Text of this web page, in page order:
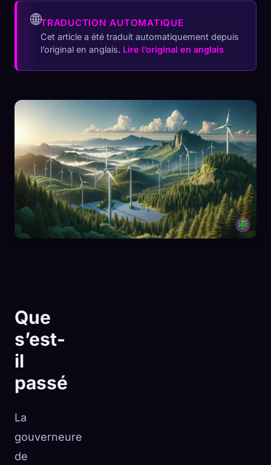
🌐TRADUCTION AUTOMATIQUE
Cet article a été traduit automatiquement depuis
l’original en anglais. Lire l’original en anglais
Que
s’est-
il
passé
La
gouverneure
de